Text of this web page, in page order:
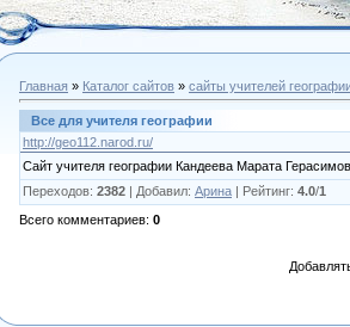
Главная » Каталог сайтов » сайты учителей
Все для учителя географии
http://geo112.narod.ru/
Сайт учителя географии Кандеева Марата
Переходов: 2382 | Добавил: Арина | Рейтинг: 4.0/1
Всего комментариев: 0